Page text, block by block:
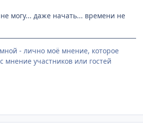
могу... даже начать... времени не
- лично моё мнение, которое
мнение участников или гостей